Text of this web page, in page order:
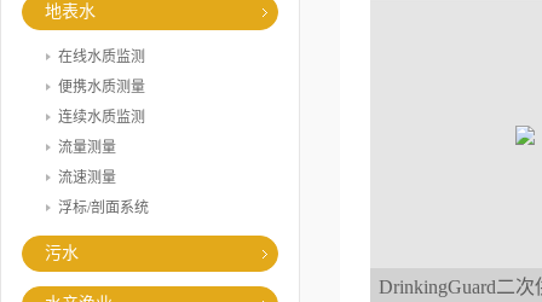
地表水
在线水质监测
便携水质测量
连续水质监测
流量测量
流速测量
浮标/剖面系统
污水
DrinkingGuard二